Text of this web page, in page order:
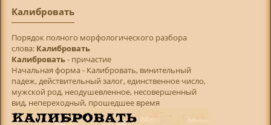
Калибровать
Порядок полного морфологического разбора
слова: Калибровать
Калибровать- причастие
Начальная форма - Калибровать, винительный
падеж, действительный залог, единственное число,
мужской род, неодушевленное, несовершенный
вид, непереходный, прошедшее время